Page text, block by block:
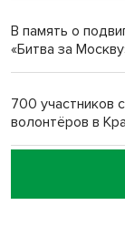
Обновлённое
В память о
«Битва за
700 участников
волонтёров в
Честный выбор:
объективность